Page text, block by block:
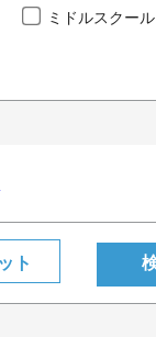
ミドルスクール